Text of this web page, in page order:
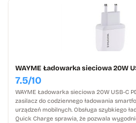
WAYME Ładowarka sieciowa 20W
7.5/10
WAYME Ładowarka sieciowa 20W USB-C
zasilacz do codziennego ładowania
urządzeń mobilnych. Obsługa szybkiego
Quick Charge sprawia, że pozwala